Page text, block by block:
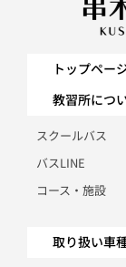
トップペー
教習所につ
スクールバス
バスLINE
コース・施設
取り扱い車